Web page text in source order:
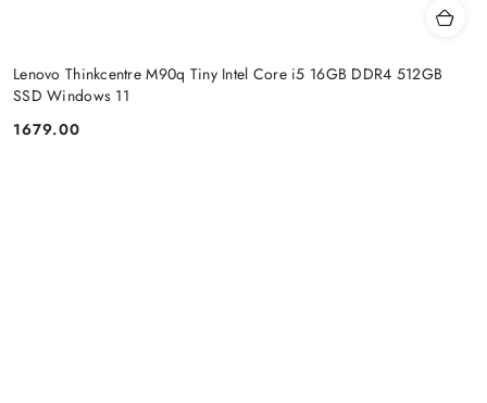
Lenovo Thinkcentre M90q Tiny Intel Core i5 16GB DDR4 512GB
SSD Windows 11
Cena:
1679.00